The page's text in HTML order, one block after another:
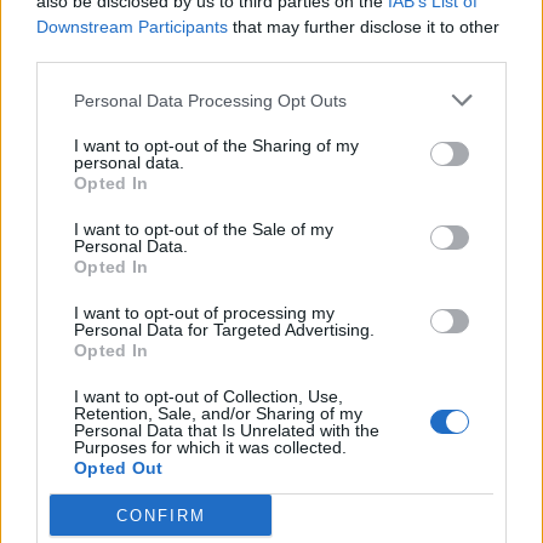
Downstream Participants that may further disclose it to other
Personal Data Processing Opt Outs
I want to opt-out of the Sharing of my
personal data.
Opted In
I want to opt-out of the Sale of my
Personal Data.
Opted In
I want to opt-out of processing my
Personal Data for Targeted Advertising.
Opted In
I want to opt-out of Collection, Use,
Retention, Sale, and/or Sharing of my
Personal Data that Is Unrelated with the
Purposes for which it was collected.
Opted Out
CONFIRM
https://almadense.sapo.pt/cidade/fratellini-no-
monte-da-caparica-fabricam-se-gelados-que-
independente
O ALMADENSE não é detido por nenhuma empresa
ou grupo de comunicação social. Escrevemos com
total autonomia editorial, com critério e
compromisso, sempre ao serviço da comunidade.
Com o seu apoio, poderemos continuar a
desenvolver o nosso trabalho.
Apoiar